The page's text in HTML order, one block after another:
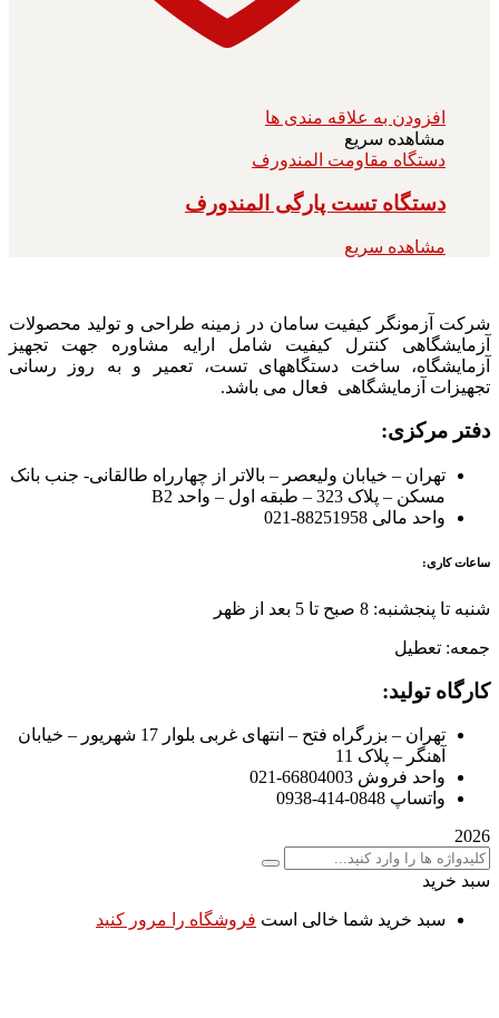
افزودن به علاقه مندی ها
مشاهده سریع
دستگاه مقاومت المندورف
دستگاه تست پارگی المندورف
مشاهده سریع
شرکت آزمونگر کیفیت سامان در زمینه طراحی و تولید محصولات
آزمایشگاهی کنترل کیفیت شامل ارایه مشاوره جهت تجهیز
آزمایشگاه، ساخت دستگاههای تست، تعمیر و به روز رسانی
تجهیزات آزمایشگاهی فعال می باشد.
دفتر مرکزی:
تهران – خیابان ولیعصر – بالاتر از چهارراه طالقانی- جنب بانک
مسکن – پلاک 323 – طبقه اول – واحد B2
واحد مالی 88251958-021
ساعات کاری:
شنبه تا پنجشنبه: 8 صبح تا 5 بعد از ظهر
جمعه: تعطیل
کارگاه تولید:
تهران – بزرگراه فتح – انتهای غربی بلوار 17 شهریور – خیابان
آهنگر – پلاک 11
واحد فروش 66804003-021
واتساپ 0848-414-0938
2026
سبد خرید
سبد خرید شما خالی است فروشگاه را مرور کنید